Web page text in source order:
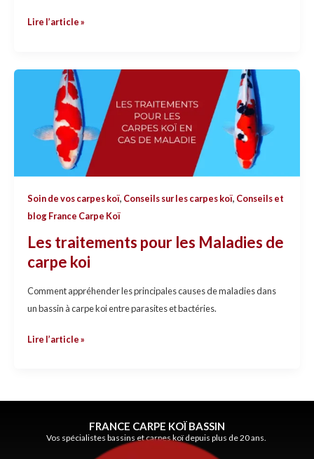
Lire l’article »
Soin de vos carpes koï, Conseils sur les carpes koï, Conseils et
blog France Carpe Koï
Les traitements pour les Maladies de
carpe koi
Comment appréhender les principales causes de maladies dans
un bassin à carpe koi entre parasites et bactéries.
traitements
les
Maladies
koi
Lire l’article »
FRANCE CARPE KOÏ BASSIN
Vos spécialistes bassins et carpes koï depuis plus de 20 ans.